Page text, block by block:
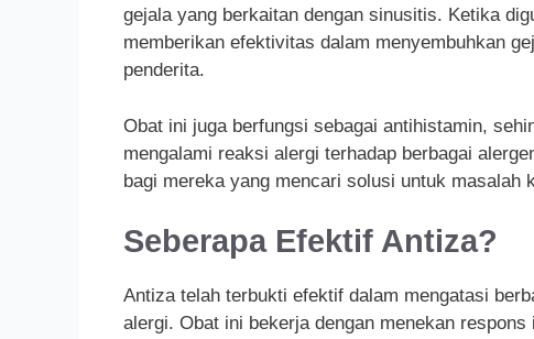
gejala yang berkaitan dengan sinusitis. Ketika
memberikan efektivitas dalam menyembuhkan
penderita.
Obat ini juga berfungsi sebagai antihistamin,
mengalami reaksi alergi terhadap berbagai
bagi mereka yang mencari solusi untuk masalah
Seberapa Efektif Antiza?
Antiza telah terbukti efektif dalam mengatasi
alergi. Obat ini bekerja dengan menekan